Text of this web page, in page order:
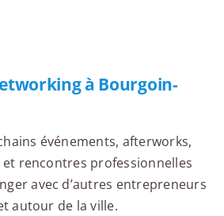
à Bourgoin-
événements, afterworks,
rencontres professionnelles
avec d’autres entrepreneurs
autour de la ville.